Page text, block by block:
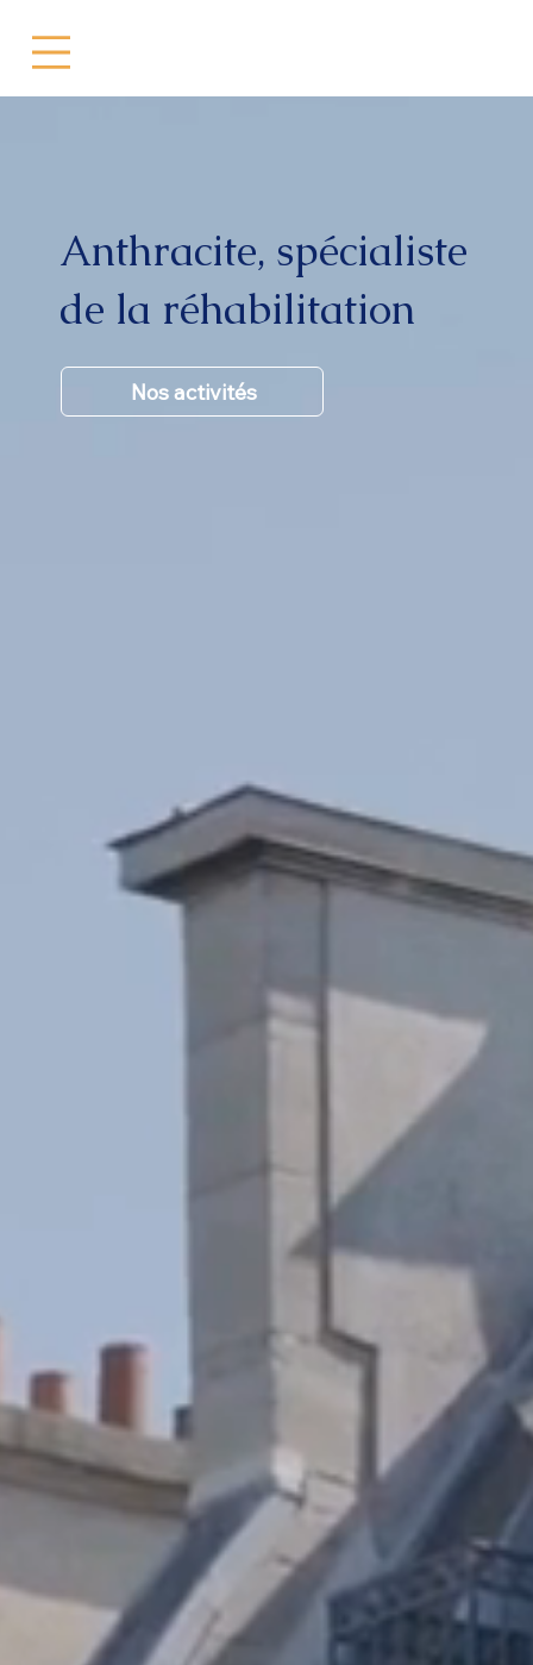
Anthracite, spécialiste
de la réhabilitation
Nos activités